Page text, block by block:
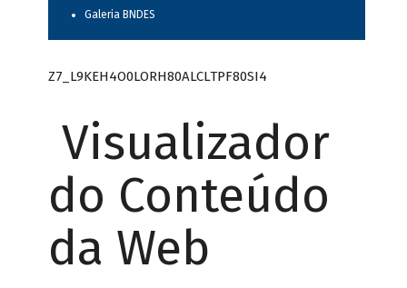
Galeria BNDES
Z7_L9KEH4O0LORH80ALCLTPF80SI4
Visualizador
do Conteúdo
da Web